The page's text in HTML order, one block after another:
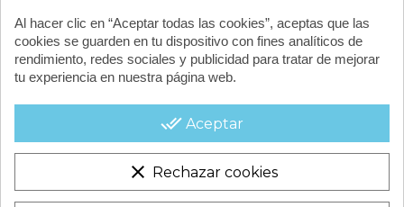
CONTACTA CON NOSOTROS
CONDICIONES COMERCIALES
Al hacer clic en “Aceptar todas las cookies”, aceptas que las
cookies se guarden en tu dispositivo con fines analíticos de
rendimiento, redes sociales y publicidad para tratar de mejorar
tu experiencia en nuestra página web.
done_all Aceptar
clear Rechazar cookies